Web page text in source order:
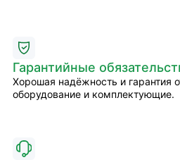
Гарантийные
Хорошая надёжность и гарантия
оборудование и комплектующие.